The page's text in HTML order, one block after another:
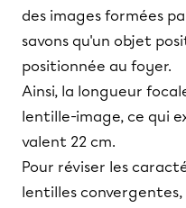
des images formées
savons qu'un objet
positionnée au foyer.
Ainsi, la longueur
lentille-image, ce qui
valent 22 cm.
Pour réviser les
lentilles